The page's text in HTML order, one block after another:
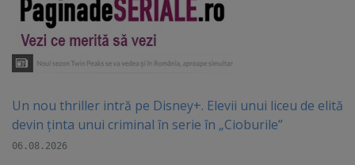
Un nou thriller intră pe Disney+. Elevii unui liceu de elită
devin ținta unui criminal în serie în „Cioburile”
06.08.2026